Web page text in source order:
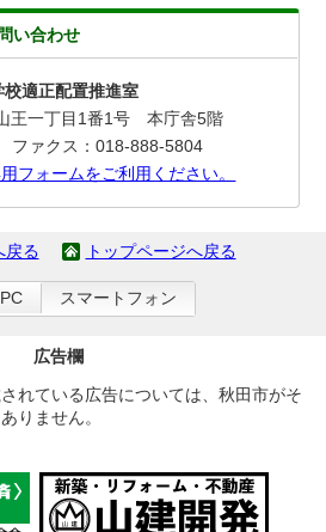
い合わせ
適正配置推進室
王一丁目1番1号 本庁舎5階
ァクス：018-888-5804
フォームをご利用ください。
戻る トップページへ戻る
PC スマートフォン
広告欄
れている広告については、秋田市がそ
りません。